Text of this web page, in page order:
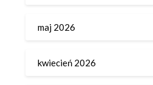
maj 2026
kwiecień 2026